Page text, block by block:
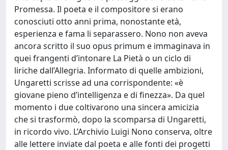
Promessa. Il poeta e il compositore si erano
conosciuti otto anni prima, nonostante età,
esperienza e fama li separassero. Nono non aveva
ancora scritto il suo opus primum e immaginava in
quei frangenti d’intonare La Pietà o un ciclo di
liriche dall’Allegria. Informato di quelle ambizioni,
Ungaretti scrisse ad una corrispondente: «è
giovane pieno d’intelligenza e di finezza». Da quel
momento i due coltivarono una sincera amicizia
che si trasformò, dopo la scomparsa di Ungaretti,
in ricordo vivo. L’Archivio Luigi Nono conserva, oltre
alle lettere inviate dal poeta e alle fonti dei progetti